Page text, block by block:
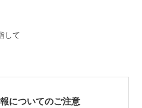
して
についてのご注意